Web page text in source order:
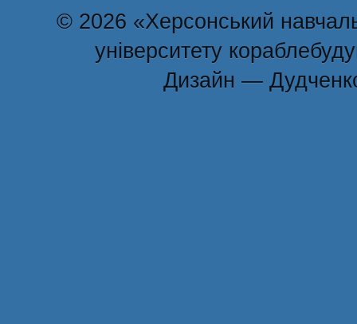
© 2026 «Херсонський
університету
Дизайн —